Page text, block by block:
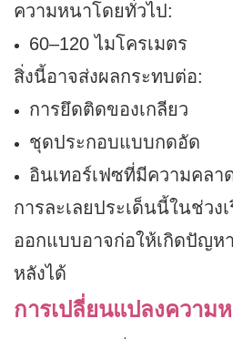
ความหนาโดยทั่วไป:
60–120 ไมโครเมตร
สิ่งนี้อาจส่งผลกระทบต่อ:
การยึดติดของเกลียว
ชุดประกอบแบบกดอัด
อินเทอร์เฟซที่มีความคลา
การละเลยประเด็นนี้ในช่วง
ออกแบบอาจก่อให้เกิดปัญห
หลังได้
การเปลี่ยนแปลงความ